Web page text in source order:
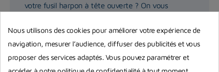
votre fusil harpon à tête ouverte ? On vous
Lire la suite
Nous utilisons des cookies pour améliorer votre expérience de
navigation, mesurer l’audience, diffuser des publicités et vous
proposer des services adaptés. Vous pouvez paramétrer et